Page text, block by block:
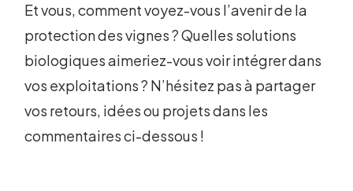
Et vous, comment voyez-vous l’avenir de la
protection des vignes ? Quelles solutions
biologiques aimeriez-vous voir intégrer dans
vos exploitations ? N’hésitez pas à partager
vos retours, idées ou projets dans les
commentaires ci-dessous !